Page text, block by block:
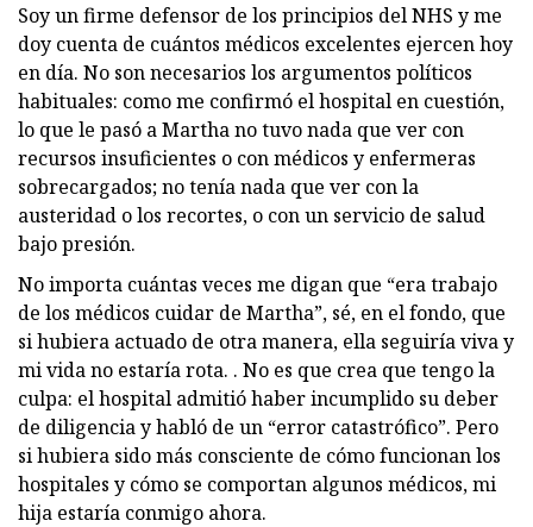
Soy un firme defensor de los principios del NHS y me
doy cuenta de cuántos médicos excelentes ejercen hoy
en día. No son necesarios los argumentos políticos
habituales: como me confirmó el hospital en cuestión,
lo que le pasó a Martha no tuvo nada que ver con
recursos insuficientes o con médicos y enfermeras
sobrecargados; no tenía nada que ver con la
austeridad o los recortes, o con un servicio de salud
bajo presión.
No importa cuántas veces me digan que “era trabajo
de los médicos cuidar de Martha”, sé, en el fondo, que
si hubiera actuado de otra manera, ella seguiría viva y
mi vida no estaría rota. . No es que crea que tengo la
culpa: el hospital admitió haber incumplido su deber
de diligencia y habló de un “error catastrófico”. Pero
si hubiera sido más consciente de cómo funcionan los
hospitales y cómo se comportan algunos médicos, mi
hija estaría conmigo ahora.